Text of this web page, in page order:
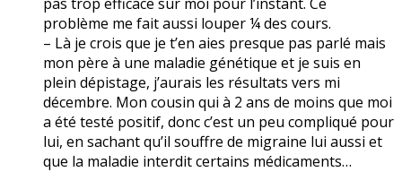
problème me fait aussi louper ¼ des cours.
– Là je crois que je t’en aies presque pas parlé mais
mon père à une maladie génétique et je suis en
plein dépistage, j’aurais les résultats vers mi
décembre. Mon cousin qui à 2 ans de moins que moi
a été testé positif, donc c’est un peu compliqué pour
lui, en sachant qu’il souffre de migraine lui aussi et
que la maladie interdit certains médicaments…